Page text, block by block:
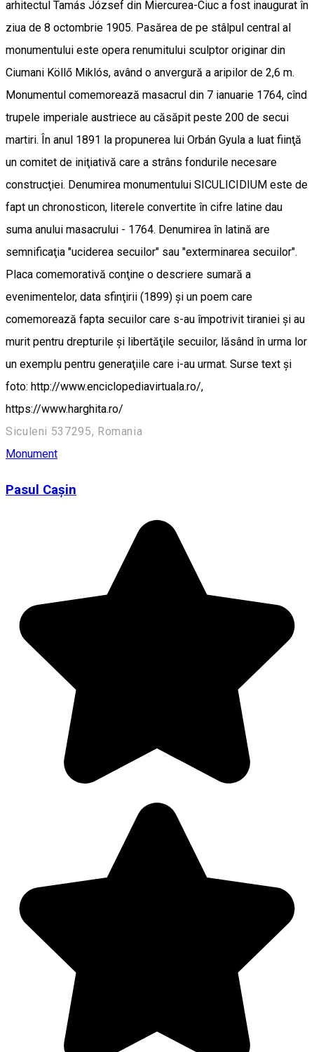
arhitectul Tamás József din Miercurea-Ciuc a fost inaugurat în
ziua de 8 octombrie 1905. Pasărea de pe stâlpul central al
monumentului este opera renumitului sculptor originar din
Ciumani Köllő Miklós, având o anvergură a aripilor de 2,6 m.
Monumentul comemorează masacrul din 7 ianuarie 1764, cînd
trupele imperiale austriece au căsăpit peste 200 de secui
martiri. În anul 1891 la propunerea lui Orbán Gyula a luat fiinţă
un comitet de iniţiativă care a strâns fondurile necesare
construcţiei. Denumirea monumentului SICULICIDIUM este de
fapt un chronosticon, literele convertite în cifre latine dau
suma anului masacrului - 1764. Denumirea în latină are
semnificaţia "uciderea secuilor" sau "exterminarea secuilor".
Placa comemorativă conţine o descriere sumară a
evenimentelor, data sfinţirii (1899) şi un poem care
comemorează fapta secuilor care s-au împotrivit tiraniei şi au
murit pentru drepturile şi libertăţile secuilor, lăsând în urma lor
un exemplu pentru generaţiile care i-au urmat. Surse text și
foto: http://www.enciclopediavirtuala.ro/,
https://www.harghita.ro/
Siculeni 537295, Romania
Monument
Pasul Cașin